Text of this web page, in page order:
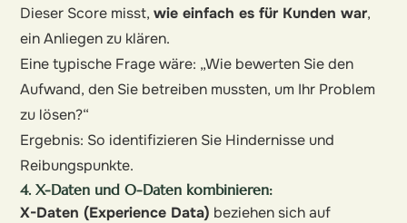
Dieser Score misst,wie einfach es für Kunden war,
ein Anliegen zu klären.
Eine typische Frage wäre: „Wie bewerten Sie den
Aufwand, den Sie betreiben mussten, um Ihr Problem
zu lösen?“
Ergebnis: So identifizieren Sie Hindernisse und
Reibungspunkte.
4. X-Daten und O-Daten kombinieren:
X-Daten (Experience Data) beziehen sich auf